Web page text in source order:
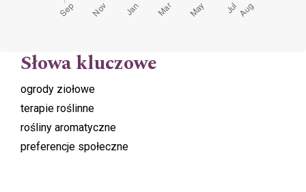
Słowa kluczowe
ogrody ziołowe
terapie roślinne
rośliny aromatyczne
preferencje społeczne